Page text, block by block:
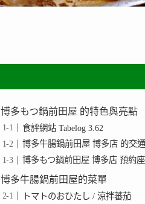
博多もつ鍋前田屋 的特色與亮點
食評網站 Tabelog 3.62
博多牛腸鍋前田屋 博多店 的交通
博多もつ鍋前田屋 博多店 預約
博多牛腸鍋前田屋的菜單
トマトのおひたし / 涼拌蕃茄